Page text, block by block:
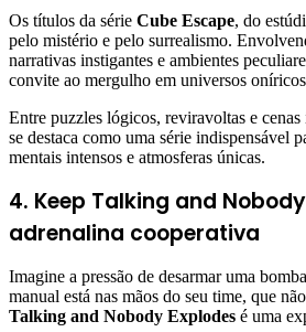
Os títulos da série Cube Escape, do
pelo mistério e pelo surrealismo.
narrativas instigantes e ambientes
convite ao mergulho em universos
Entre puzzles lógicos, reviravoltas e
se destaca como uma série indispensável
mentais intensos e atmosferas únicas.
4. Keep Talking and
adrenalina cooperativa
Imagine a pressão de desarmar uma
manual está nas mãos do seu time, que
Talking and Nobody Explodes é uma